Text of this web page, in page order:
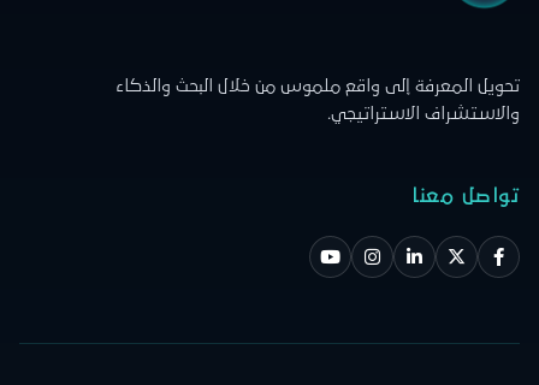
تحويل المعرفة إلى واقع ملموس من خلال البحث والذكاء
والاستشراف الاستراتيجي.
تواصل معنا